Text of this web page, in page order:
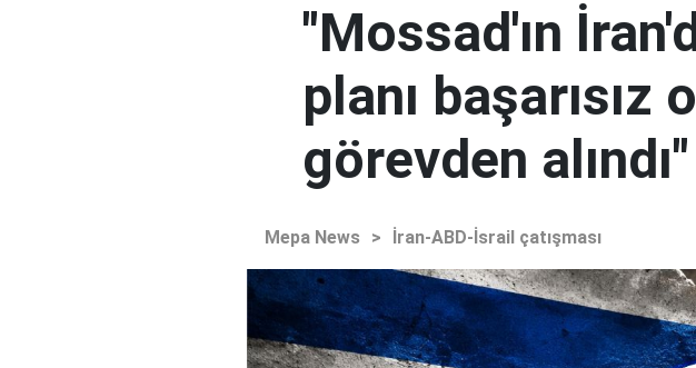
"Mossad'ın
planı
görevden alındı"
Mepa News > İran-ABD-İsrail çatışması